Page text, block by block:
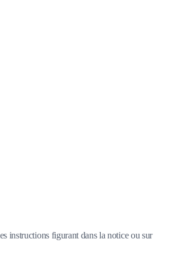
instructions figurant dans la notice ou sur